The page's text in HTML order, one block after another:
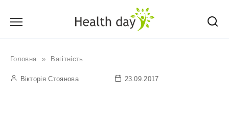
Головна » Вагітність
Вікторія Стоянова 23.09.2017